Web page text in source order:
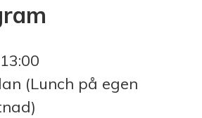
(Lunch på egen